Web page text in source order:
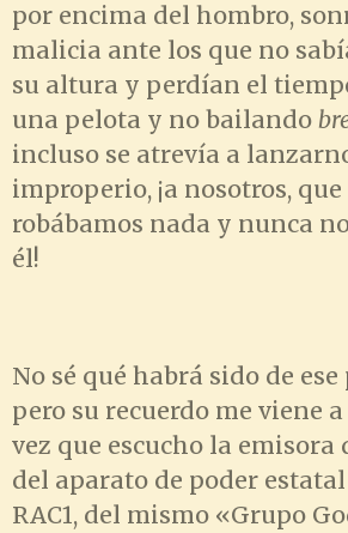
por encima del hombro,
malicia ante los que no
su altura y perdían el
una pelota y no bailando
incluso se atrevía a
improperio, ¡a nosotros,
robábamos nada y nunca
él!
No sé qué habrá sido de
pero su recuerdo me viene
vez que escucho la
del aparato de poder
RAC1, del mismo «Grupo